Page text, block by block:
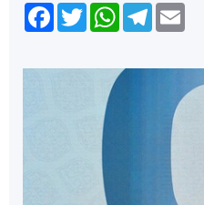
Facebook
TwitterWhatsApp
Telegram